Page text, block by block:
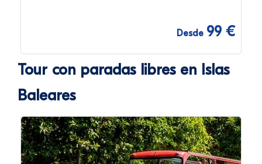
Desde 99 €
Tour con paradas libres en Islas
Baleares